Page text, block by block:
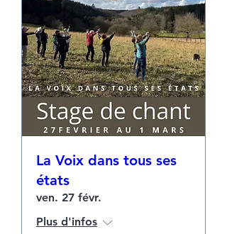
La Voix dans tous ses
états
ven. 27 févr.
Plus d'infos